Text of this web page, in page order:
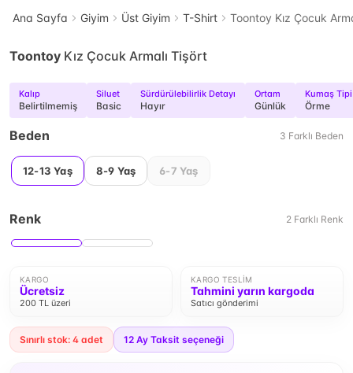
Ana Sayfa Giyim Üst Giyim T-Shirt Toontoy Kız Çocuk
Toontoy Kız Çocuk Armalı Tişört
Kalıp
Belirtilmemiş
Siluet
Basic
Sürdürülebilirlik Detayı
Hayır
Ortam
Günlük
Kumaş Tipi
Örme
Beden 3 Farklı Beden
12-13 Yaş 8-9 Yaş 6-7 Yaş
Renk 2 Farklı Renk
KARGO
Ücretsiz
200 TL üzeri
KARGO TESLIM
Tahmini yarın kargoda
Satıcı gönderimi
Sınırlı stok: 4 adet 12 Ay Taksit seçeneği